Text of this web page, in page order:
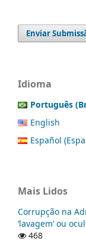
Enviar
Idioma
Português
English
Español
Mais Lidos
Corrupção na
‘lavagem’ ou
468